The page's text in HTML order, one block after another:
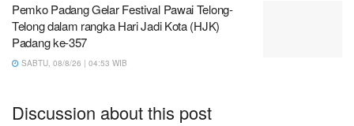
Pemko Padang Gelar Festival Pawai Telong-
Telong dalam rangka Hari Jadi Kota (HJK)
Padang ke-357
SABTU, 08/8/26 | 04:53 WIB
Discussion about this post